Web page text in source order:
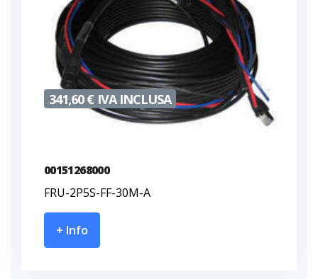
341,60 € IVA INCLUSA
00151268000
FRU-2P5S-FF-30M-A
+ Info